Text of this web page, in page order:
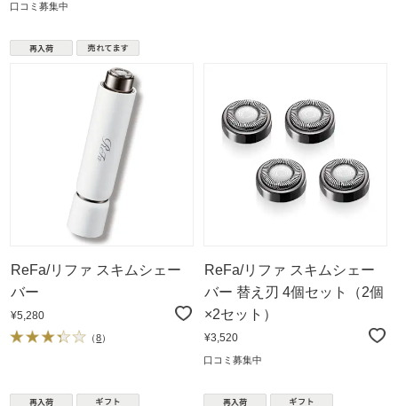
口コミ募集中
ReFa/リファ スキムシェー
バー
¥5,280
（8）
ReFa/リファ スキムシェー
バー 替え刃 4個セット（2個
×2セット）
¥3,520
口コミ募集中